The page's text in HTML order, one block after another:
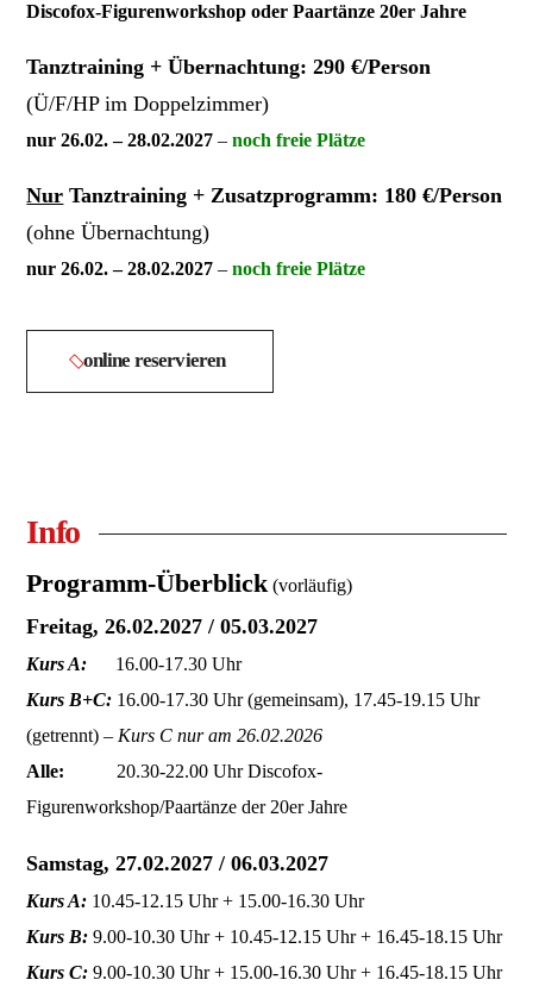
Discofox-Figurenworkshop oder Paartänze 20er Jahre
Tanztraining + Übernachtung: 290 €/Person
(Ü/F/HP im Doppelzimmer)
nur 26.02. – 28.02.2027– noch freie Plätze
Nur Tanztraining + Zusatzprogramm: 180 €/Person
(ohne Übernachtung)
nur 26.02. – 28.02.2027 –noch freie Plätze
online reservieren
Info
Programm-Überblick (vorläufig)
Freitag, 26.02.2027 / 05.03.2027
Kurs A: 16.00-17.30 Uhr
Kurs B+C: 16.00-17.30 Uhr (gemeinsam), 17.45-19.15 Uhr
(getrennt) – Kurs C nur am 26.02.2026
Alle: 20.30-22.00 Uhr Discofox-
Figurenworkshop/Paartänze der 20er Jahre
Samstag, 27.02.2027 / 06.03.2027
Kurs A: 10.45-12.15 Uhr + 15.00-16.30 Uhr
Kurs B: 9.00-10.30 Uhr + 10.45-12.15 Uhr + 16.45-18.15 Uhr
Kurs C: 9.00-10.30 Uhr + 15.00-16.30 Uhr + 16.45-18.15 Uhr